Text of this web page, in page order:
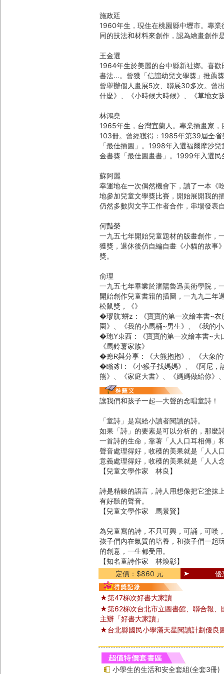
施政廷
1960年生，現住在桃園縣中壢市。專
同的技法和材料來創作，認為繪畫創作
王金選
1964年生於美麗的台中縣新社鄉。喜
書法…。曾獲「信誼幼兒文學獎」推薦
曾舉辦個人畫展5次、聯展30多次。曾
什麼》、《小時候大時候》、《草地女
林鴻堯
1965年生，台灣宜蘭人。專業插畫家
103冊。曾經獲得：1985年第39屆全
「最佳插圖」。1998年入選福爾摩沙
金書獎「最佳圖畫書」。1999年入選
蘇阿麗
幸運地在一次偶然機會下，讀了一本《
地參加兒童文學獎比賽，開始展開我的
仍然多數與文字工作者合作，串場發表
何豔榮
一九五七年開始兒童題材的版畫創作，
獲獎，退休後仍自編自畫《小貓的故事
獎。
俞理
一九五七年畢業於瀋陽魯迅美術學院，
開始創作兒童書籍的插圖，一九九二年
松鼠獎，《》
�璆肮’蛢z：《寶寶的第一次繪本書~
園》、《我的小馬桶~男生》、《我的
�璁Y東西：《寶寶的第一次繪本書~大
《馬鈴薯家族》
�瘛R與分享：《大熊抱抱》、《大象
�瞈豸l：《小猴子找媽媽》、《阿尼，
熊》、《家庭大書》、《媽媽做給你》
讓我們和孩子一起―大聲的念唱童詩！
「童詩」是寫給小讀者閱讀的詩。
如果「詩」的要素是可以分析的，那麼
一首詩的生命，靠著「人人口耳相傳」
聲音處理得好，收穫的美果就是「人人
意義處理得好，收穫的美果就是「人人
【兒童文學作家 林良】
詩是精鍊的語言，詩人用想像把它塗抹
有好聽的聲音。
【兒童文學作家 馬景賢】
為兒童寫的詩，不只可興，可誦，可
孩子們內在氣質的培養，和孩子們一起
的創意，一生都受用。
【知名童詩作家 林煥彰】
定價：$860 元
優
★第47梯次好書大家讀
★第62梯次台北市立圖書館、聯合報、
主辦「好書大家讀」
★台北縣國民小學滿天星閱讀計劃優良
小學生的生活和安全套組(全套3冊)